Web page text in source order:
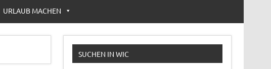
URLAUB MACHEN
SUCHEN IN WIC